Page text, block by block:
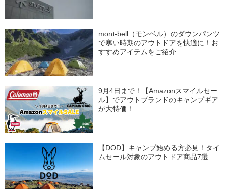
mont-bell（モンベル）のダウンパンツ
で寒い時期のアウトドアを快適に！お
すすめアイテムをご紹介
9月4日まで！【Amazonスマイルセー
ル】でアウトブランドのキャンプギア
が大特価！
【DOD】キャンプ始める方必見！タイ
ムセール対象のアウトドア商品7選